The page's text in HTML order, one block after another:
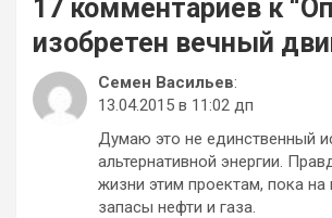
17 комментариев к “
изобретен вечный
Семен Васильев:
13.04.2015 в 11:02 дп
Думаю это не единственный
альтернативной энергии.
жизни этим проектам, пока на
запасы нефти и газа.